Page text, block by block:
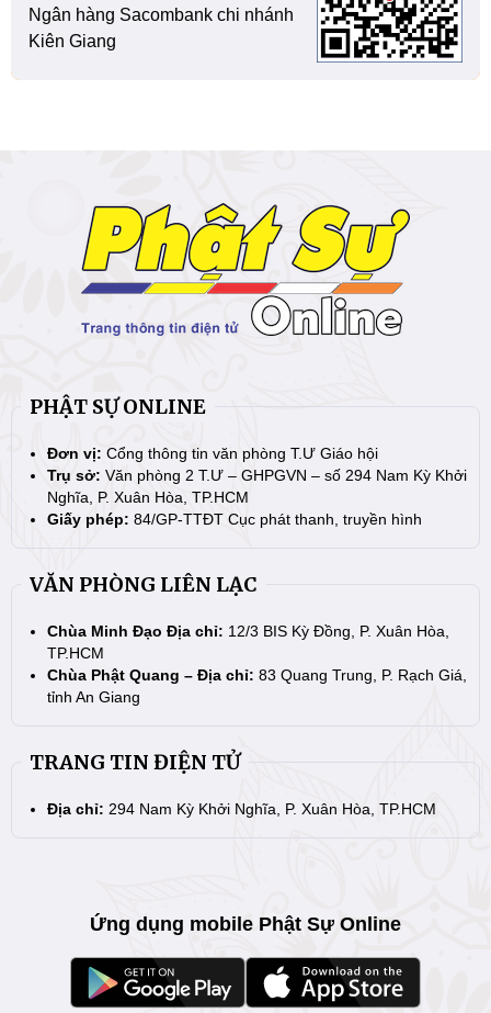
Ngân hàng Sacombank chi nhánh
Kiên Giang
PHẬT SỰ ONLINE
Đơn vị: Cổng thông tin văn phòng T.Ư Giáo hội
Trụ sở: Văn phòng 2 T.Ư – GHPGVN – số 294 Nam Kỳ Khởi
Nghĩa, P. Xuân Hòa, TP.HCM
Giấy phép: 84/GP-TTĐT Cục phát thanh, truyền hình
VĂN PHÒNG LIÊN LẠC
Chùa Minh Đạo Địa chỉ: 12/3 BIS Kỳ Đồng, P. Xuân Hòa,
TP.HCM
Chùa Phật Quang – Địa chỉ: 83 Quang Trung, P. Rạch Giá,
tỉnh An Giang
TRANG TIN ĐIỆN TỬ
Địa chỉ: 294 Nam Kỳ Khởi Nghĩa, P. Xuân Hòa, TP.HCM
Ứng dụng mobile Phật Sự Online